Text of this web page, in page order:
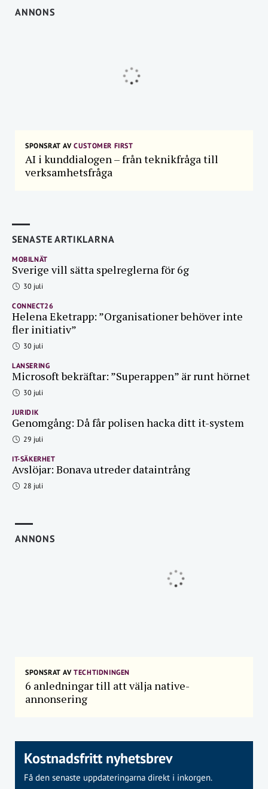
ANNONS
SPONSRAT AVCUSTOMER FIRST
AI i kunddialogen – från teknikfråga till
verksamhetsfråga
SENASTE ARTIKLARNA
MOBILNÄT
Sverige vill sätta spelreglerna för 6g
30 juli
CONNECT26
Helena Eketrapp: ”Organisationer behöver inte
fler initiativ”
30 juli
LANSERING
Microsoft bekräftar: ”Superappen” är runt hörnet
30 juli
JURIDIK
Genomgång: Då får polisen hacka ditt it-system
29 juli
IT-SÄKERHET
Avslöjar: Bonava utreder dataintrång
28 juli
ANNONS
SPONSRAT AVTECHTIDNINGEN
6 anledningar till att välja native-
annonsering
Kostnadsfritt nyhetsbrev
Få den senaste uppdateringarna direkt i inkorgen.